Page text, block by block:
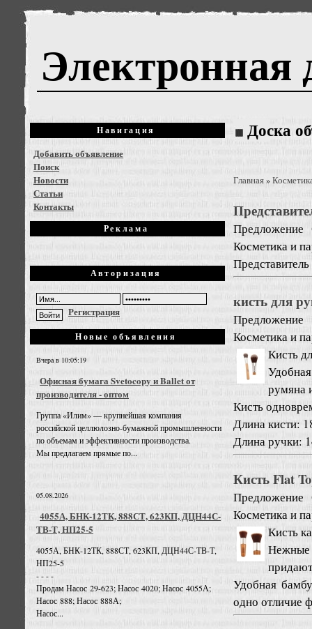
Электронная
Навигация
Добавить объявление
Поиск
Новости
Статьи
Контакты
Реклама
Авторизация
Регистрация
Новые объявления
Вчера в 10:05:19
Офисная бумага Svetocopy и Ballet от
производителя - оптом
Группа «Илим» — крупнейшая компания
российской целлюлозно-бумажной промышленности
по объемам и эффективности производства.
Мы предлагаем прямые по...
05.08.2026
4055А, БНК-12ТК, 888СТ, 623КП, ДЦН44С-
ТВ-Т, НП25-5
4055А, БНК-12ТК, 888СТ, 623КП, ДЦН44С-ТВ-Т,
НП25-5
- - - -
Продам Насос 29-623; Насос 4020; Насос 4055А;
Насос 888; Насос 888А;
Насос...
Доска
Главная»
Предложение
Косметика и
кисть для
Предложение
Косметика и
Кисть
румяна
Кисть
Длина кисти:
Длина ручки:
Кисть Flat
Предложение
Косметика и
Кисть
Удобная
одно отличие